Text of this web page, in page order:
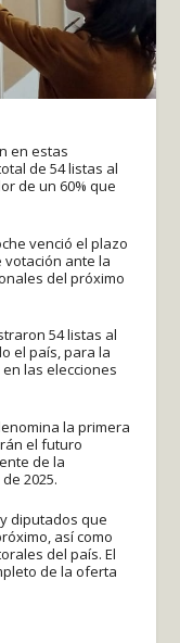
en estas
de 54 listas al
de un 60% que
venció el plazo
ante la
del próximo
54 listas al
el país, para la
las elecciones
la primera
el futuro
de la
2025.
diputados que
así como
del país. El
de la oferta